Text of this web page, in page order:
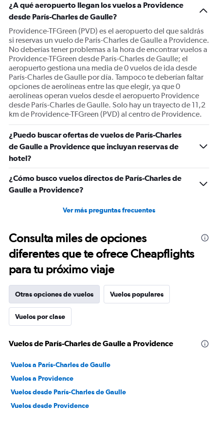
¿A qué aeropuerto llegan los vuelos a Providence
desde París-Charles de Gaulle?
Providence-TFGreen (PVD) es el aeropuerto del que saldrás
si reservas un vuelo de París-Charles de Gaulle a Providence.
No deberías tener problemas a la hora de encontrar vuelos a
Providence-TFGreen desde París-Charles de Gaulle; el
aeropuerto gestiona una media de 0 vuelos de ida desde
París-Charles de Gaulle por día. Tampoco te deberían faltar
opciones de aerolíneas entre las que elegir, ya que 0
aerolíneas operan vuelos desde el aeropuerto Providence
desde París-Charles de Gaulle. Solo hay un trayecto de 11,2
km de Providence-TFGreen (PVD) al centro de Providence.
¿Puedo buscar ofertas de vuelos de París-Charles
de Gaulle a Providence que incluyan reservas de
hotel?
¿Cómo busco vuelos directos de París-Charles de
Gaulle a Providence?
Ver más preguntas frecuentes
Consulta miles de opciones
diferentes que te ofrece Cheapflights
para tu próximo viaje
Otras opciones de vuelos Vuelos populares
Vuelos por clase
Vuelos de París-Charles de Gaulle a Providence
Vuelos a París-Charles de Gaulle
Vuelos a Providence
Vuelos desde París-Charles de Gaulle
Vuelos desde Providence